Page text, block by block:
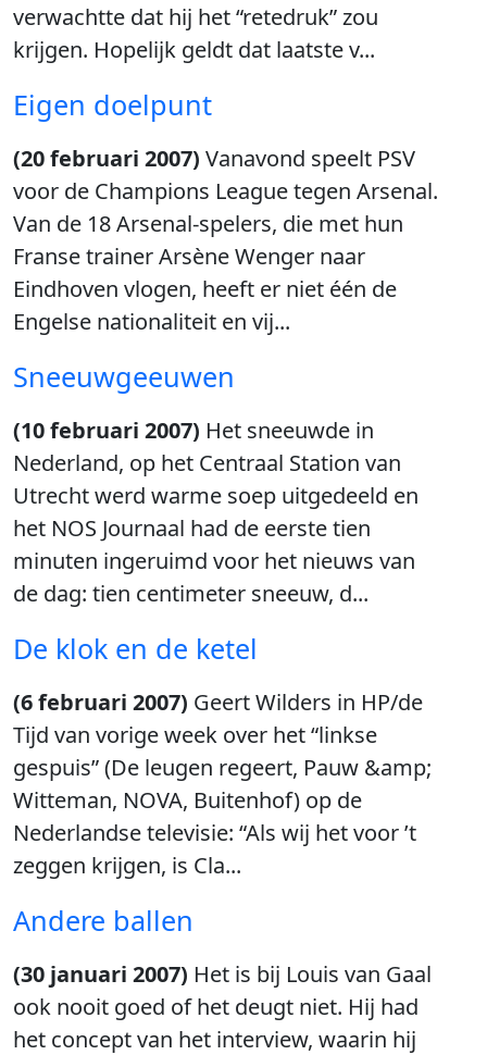
verwachtte dat hij het “retedruk” zou
krijgen. Hopelijk geldt dat laatste v...
Eigen doelpunt
(20 februari 2007) Vanavond speelt PSV
voor de Champions League tegen Arsenal.
Van de 18 Arsenal-spelers, die met hun
Franse trainer Arsène Wenger naar
Eindhoven vlogen, heeft er niet één de
Engelse nationaliteit en vij...
Sneeuwgeeuwen
(10 februari 2007) Het sneeuwde in
Nederland, op het Centraal Station van
Utrecht werd warme soep uitgedeeld en
het NOS Journaal had de eerste tien
minuten ingeruimd voor het nieuws van
de dag: tien centimeter sneeuw, d...
De klok en de ketel
(6 februari 2007) Geert Wilders in HP/de
Tijd van vorige week over het “linkse
gespuis” (De leugen regeert, Pauw &amp;
Witteman, NOVA, Buitenhof) op de
Nederlandse televisie: “Als wij het voor ’t
zeggen krijgen, is Cla...
Andere ballen
(30 januari 2007) Het is bij Louis van Gaal
ook nooit goed of het deugt niet. Hij had
het concept van het interview, waarin hij